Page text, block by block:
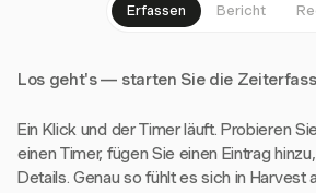
Erfassen Bericht
Los geht's — starten Sie die
Ein Klick und der Timer läuft. Probieren
einen Timer, fügen Sie einen Eintrag
Details. Genau so fühlt es sich in Harvest